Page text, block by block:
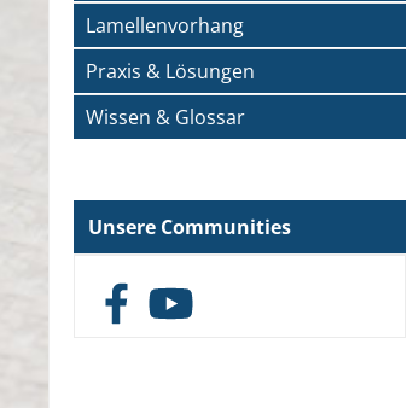
Lamellenvorhang
Praxis & Lösungen
Wissen & Glossar
Unsere Communities
FacebookYouTube